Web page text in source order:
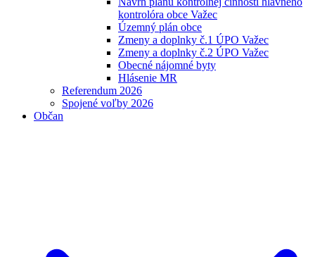
kontrolóra obce Važec
Územný plán obce
Zmeny a doplnky č.1 ÚPO Važec
Zmeny a doplnky č.2 ÚPO Važec
Obecné nájomné byty
Hlásenie MR
Referendum 2026
Spojené voľby 2026
Občan